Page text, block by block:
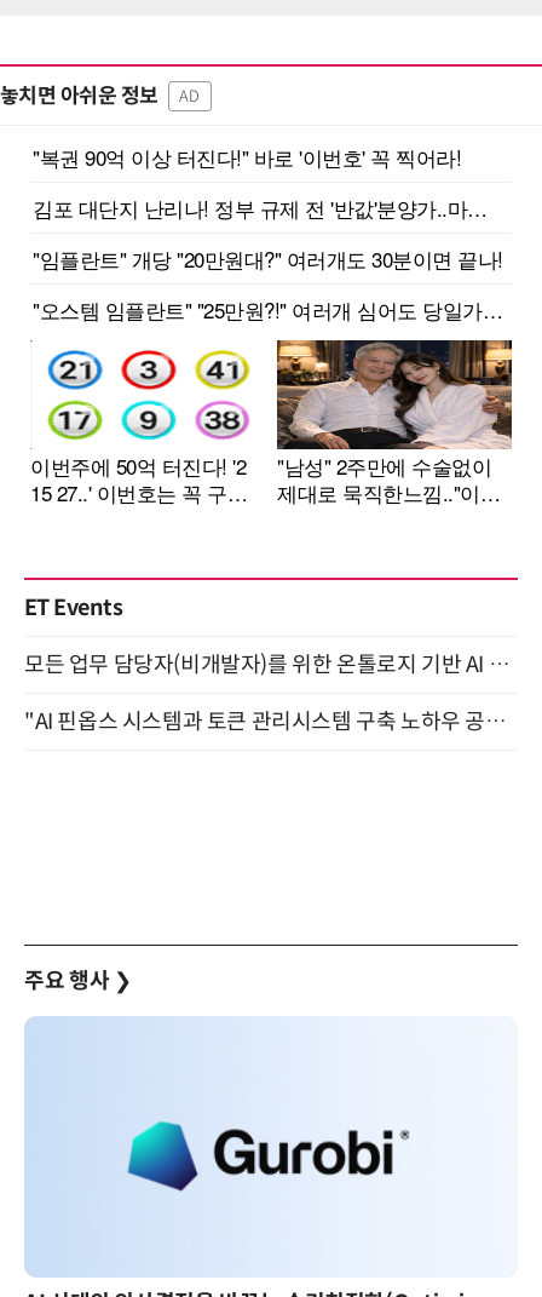
놓치면 아쉬운 정보 AD
ET Events
모든 업무 담당자(비개발자)를 위한 온톨로지 기반 AI 지식체계 설계 1-day 워크숍 8월 20일 개최
"AI 핀옵스 시스템과 토큰 관리시스템 구축 노하우 공개" 잠실 한국광고문화회관 2층 대회의실 (8/21)
주요 행사 ❯